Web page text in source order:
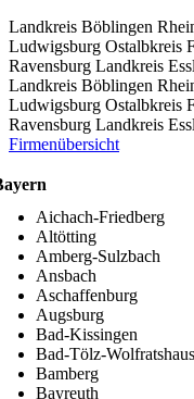
Landkreis Böblingen
Ludwigsburg Ostalbkreis
Ravensburg Landkreis
Landkreis Böblingen
Ludwigsburg Ostalbkreis
Ravensburg Landkreis
Firmenübersicht
Aichach-Friedberg
Altötting
Amberg-Sulzbach
Ansbach
Aschaffenburg
Augsburg
Bad-Kissingen
Bad-Tölz-
Bamberg
Bayreuth